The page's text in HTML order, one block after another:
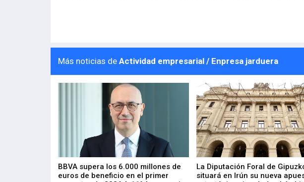
Más noticias de Actividad empresarial / Enpresa jarduera
BBVA supera los 6.000 millones de
euros de beneficio en el primer
La Diputación Foral de
situará en Irún su nueva